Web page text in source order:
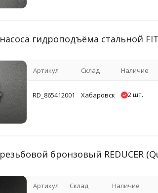
гидроподъёма стальной
Артикул Склад Наличие
RD_865412001 Хабаровск 2 шт.
бронзовый REDUCER
Артикул Склад Наличие